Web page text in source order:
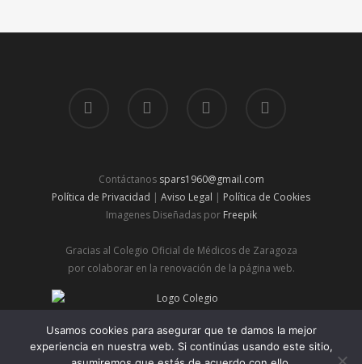
Contáctanos spars1960@gmail.com
Política de Privacidad | Aviso Legal | Política de Cookies
Imagenes Diseñadas por Freepik
Gracias al Colegio Oficial de Médicos de Zaragoza
por colaborar en la renovación de la página web.
© 2026 Spars | Sociedad de Pediatría de Aragón, Rioja y
Soria.
Usamos cookies para asegurar que te damos la mejor
experiencia en nuestra web. Si continúas usando este sitio,